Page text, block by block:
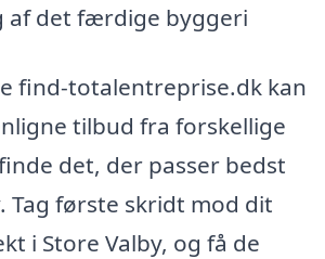
af det færdige byggeri
find-totalentreprise.dk kan
tilbud fra forskellige
det, der passer bedst
Tag første skridt mod dit
i Store Valby, og få de